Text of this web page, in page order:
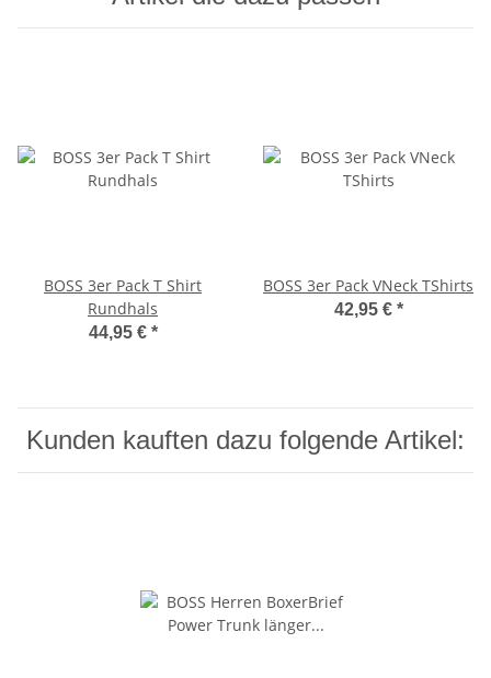
BOSS 3er Pack T Shirt
Rundhals
44,95 € *
BOSS 3er Pack VNeck TShirts
42,95 € *
Kunden kauften dazu folgende Artikel: